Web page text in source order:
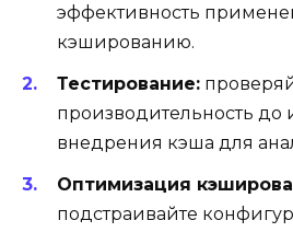
эффективность
кэшированию.
Тестирование:
производительность до
внедрения кэша для
Оптимизация
подстраивайте